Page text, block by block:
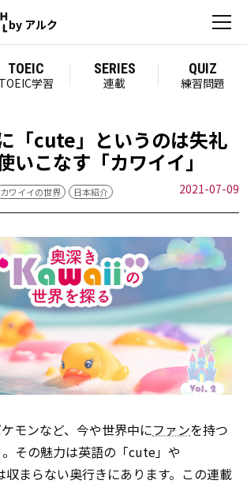
by アルク
TOEIC
TOEIC学習
SERIES
連載
QUIZ
練習問題
「cute」というのは失礼
いこなす「カワイイ」
カワイイの世界 日本紹介 2021-07-09
モンなど、今や世界中にファンを持つ
。その魅力は英語の「cute」や
収まらない奥行きにあります。この連載